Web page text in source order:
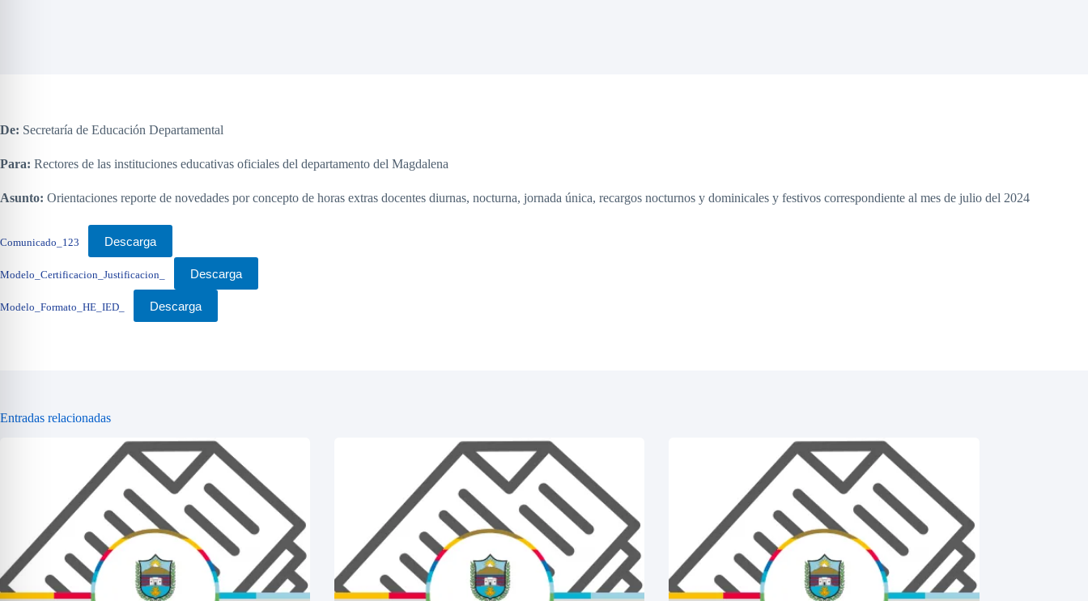
De: Secretaría de Educación Departamental
Para: Rectores de las instituciones educativas oficiales del departamento del Magdalena
Asunto: Orientaciones reporte de novedades por concepto de horas extras docentes diurnas, nocturna, jornada única, recargos nocturnos y dominicales y festivos correspondiente al mes de julio del 2024
Comunicado_123 Descarga
Modelo_Certificacion_Justificacion_ Descarga
Modelo_Formato_HE_IED_ Descarga
Entradas relacionadas